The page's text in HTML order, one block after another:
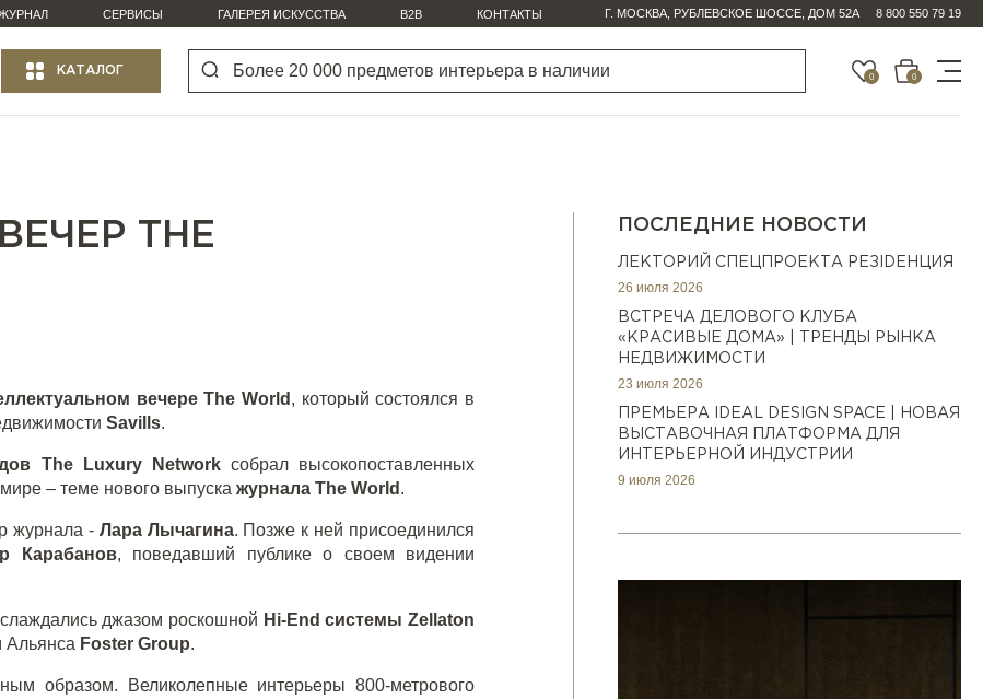
СЕРВИСЫ ГАЛЕРЕЯ ИСКУССТВА B2B КОНТАКТЫ Г. МОСКВА, РУБЛЕВСКОЕ ШОССЕ, ДОМ 52А 8 800 550 79 19
КАТАЛОГ 0 0
THE
вечере The World , который состоялся в
Savills.
The Luxury Networkсобрал высокопоставленных
– теме нового выпуска журнала The World .
журнала - Лара Лычагина. Позже к ней присоединился
Карабанов, поведавший публике о своем видении
джазом роскошной Hi-End системы Zellaton
Альянса Foster Group.
образом. Великолепные интерьеры 800-метрового
ПОСЛЕДНИЕ НОВОСТИ
ЛЕКТОРИЙ СПЕЦПРОЕКТА РЕЗIDEНЦИЯ
26 июля 2026
ВСТРЕЧА ДЕЛОВОГО КЛУБА
«КРАСИВЫЕ ДОМА» | ТРЕНДЫ РЫНКА
НЕДВИЖИМОСТИ
23 июля 2026
ПРЕМЬЕРА IDEAL DESIGN SPACE | НОВАЯ
ВЫСТАВОЧНАЯ ПЛАТФОРМА ДЛЯ
ИНТЕРЬЕРНОЙ ИНДУСТРИИ
9 июля 2026